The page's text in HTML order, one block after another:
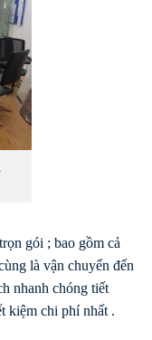
gói ; bao gồm cả
là vận chuyển đến
nhanh chóng tiết
kiệm chi phí nhất .